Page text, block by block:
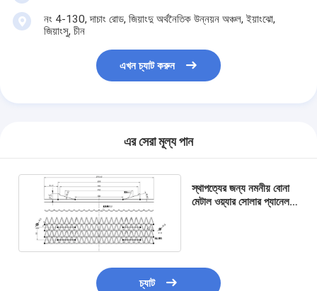
নং 4-130, দাচাং রোড, জিয়াংদু অর্থনৈতিক উন্নয়ন অঞ্চল, ইয়াংঝো,
জিয়াংসু, চীন
এখন চ্যাট করুন
এর সেরা মূল্য পান
স্থাপত্যের জন্য নমনীয় বোনা
মেটাল ওয়্যার সোলার প্যানেল
চ্যাট